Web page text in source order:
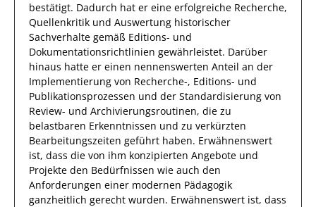
bestätigt. Dadurch hat er eine erfolgreiche Recherche,
Quellenkritik und Auswertung historischer
Sachverhalte gemäß Editions- und
Dokumentationsrichtlinien gewährleistet. Darüber
hinaus hatte er einen nennenswerten Anteil an der
Implementierung von Recherche-, Editions- und
Publikationsprozessen und der Standardisierung von
Review- und Archivierungsroutinen, die zu
belastbaren Erkenntnissen und zu verkürzten
Bearbeitungszeiten geführt haben. Erwähnenswert
ist, dass die von ihm konzipierten Angebote und
Projekte den Bedürfnissen wie auch den
Anforderungen einer modernen Pädagogik
ganzheitlich gerecht wurden. Erwähnenswert ist, dass